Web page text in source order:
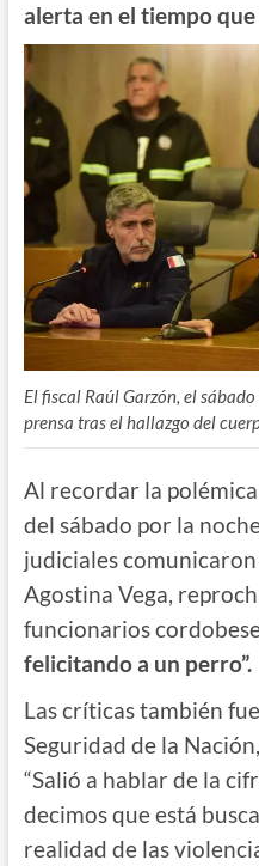
alerta en el tiempo que
El fiscal Raúl Garzón, el
prensa tras el hallazgo del
Al recordar la
del sábado por la
judiciales
Agostina Vega,
funcionarios
felicitando a un perro”.
Las críticas también
Seguridad de la
“Salió a hablar de la
decimos que está
realidad de las